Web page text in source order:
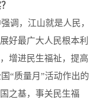
，江山就是人民，
好最广大人民根本利
增进民生福祉，提高
“质量月”活动作出的
之基，事关民生福